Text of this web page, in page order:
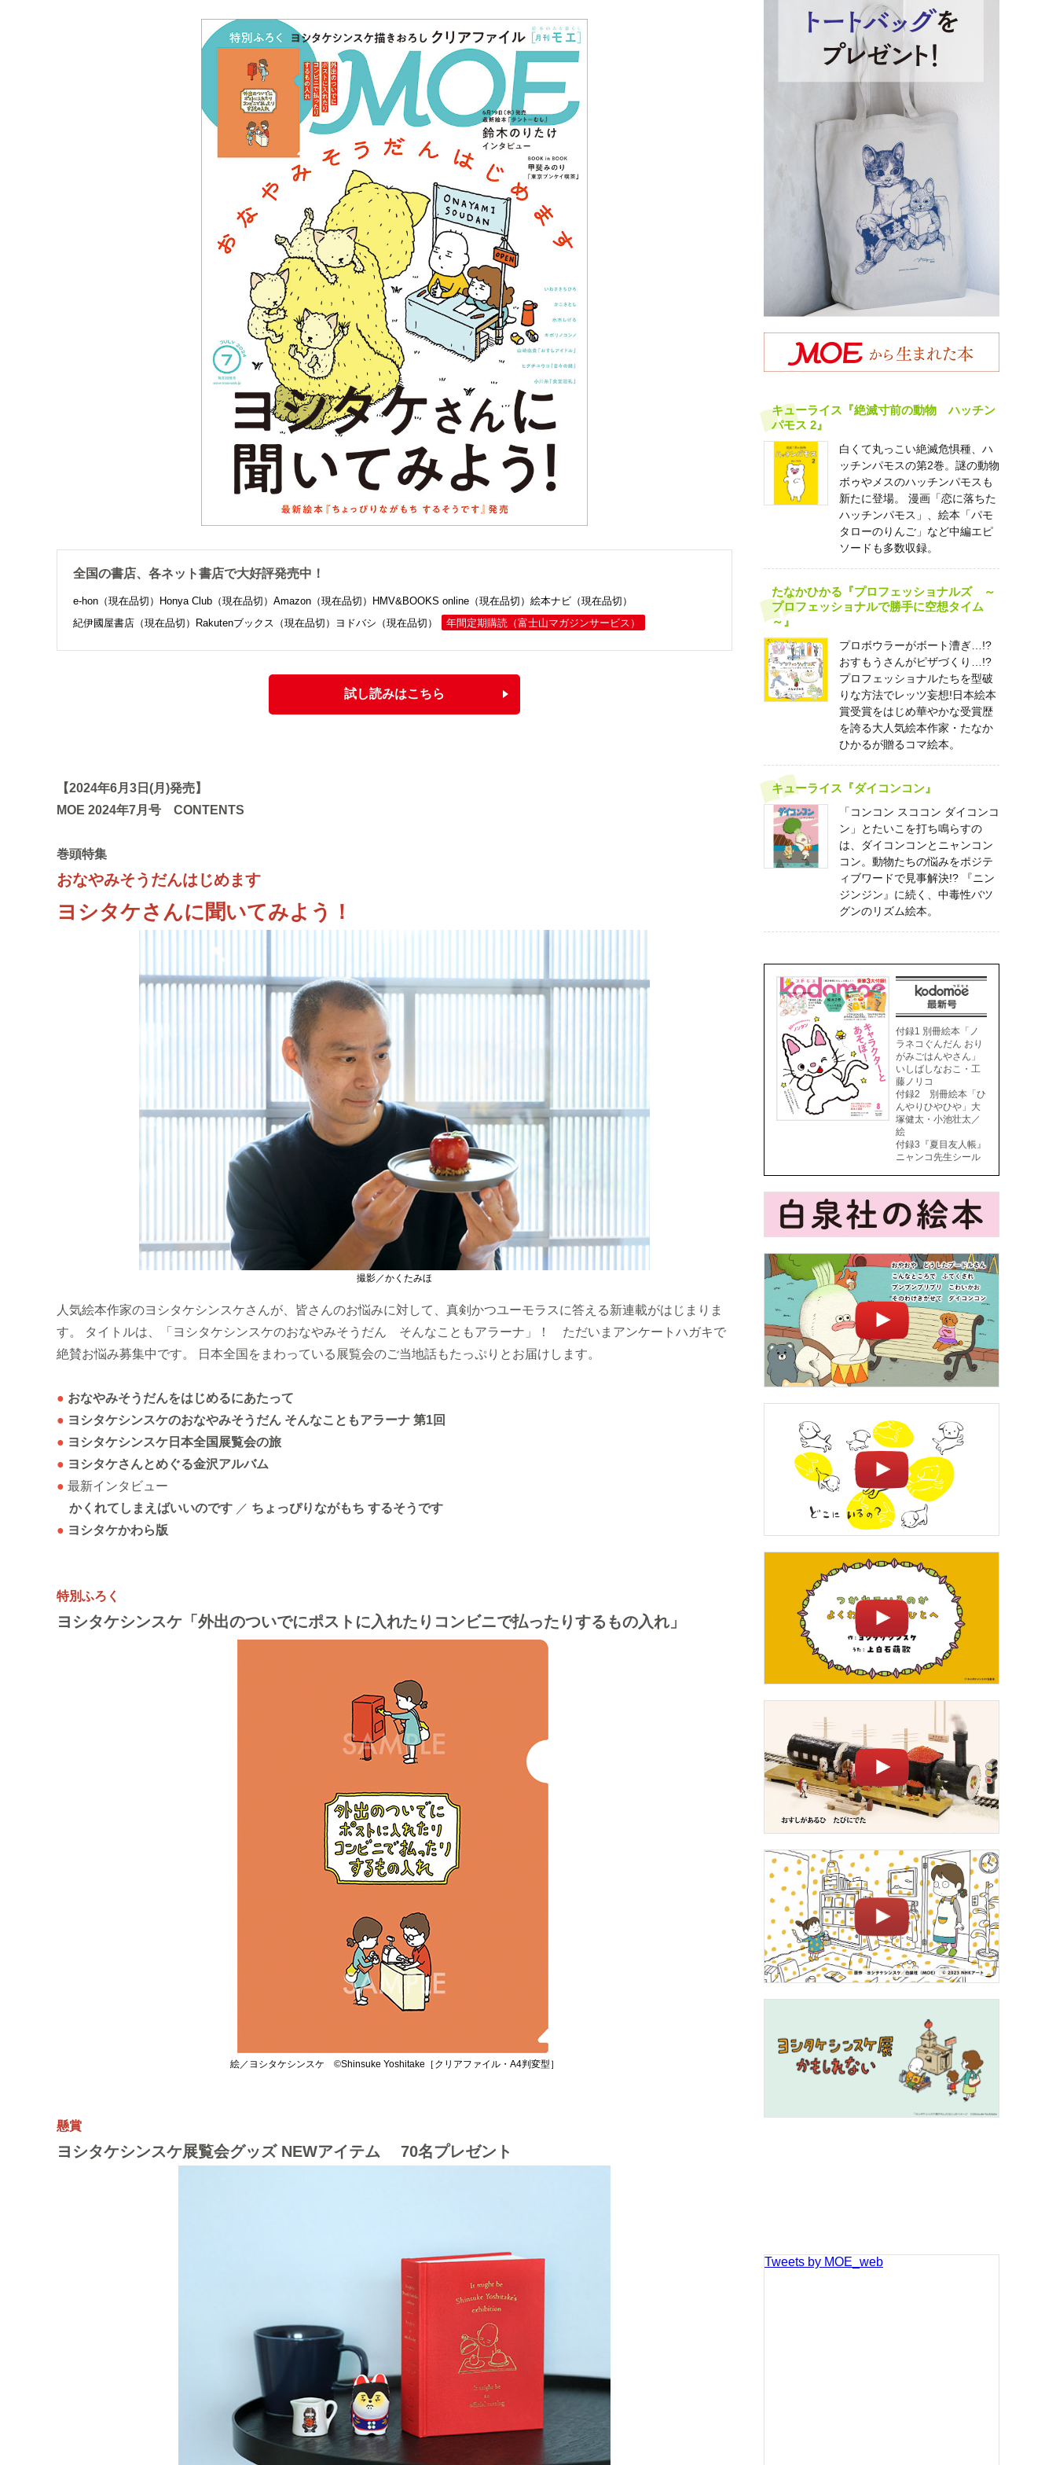
全国の書店、各ネット書店で大好評発売中！
e-hon（現在品切） Honya Club（現在品切） Amazon（現在品切） HMV&BOOKS online（現在品切） 絵本ナビ（現在品切）
紀伊國屋書店（現在品切）
Rakutenブックス（現在品切） ヨドバシ（現在品切） 年間定期購読 （富士山マガジンサービス）
試し読みはこちら
【2024年6月3日(月)発売】
MOE 2024年7月号 CONTENTS
巻頭特集
おなやみそうだんはじめます
ヨシタケさんに聞いてみよう！
撮影／かくたみほ
人気絵本作家のヨシタケシンスケさんが、皆さんのお悩みに対して、真剣かつユーモラスに答える新連載がはじまりま
す。 タイトルは、「ヨシタケシンスケのおなやみそうだん そんなこともアラーナ」！ ただいまアンケートハガキで
絶賛お悩み募集中です。 日本全国をまわっている展覧会のご当地話もたっぷりとお届けします。
● おなやみそうだんをはじめるにあたって
● ヨシタケシンスケのおなやみそうだん そんなこともアラーナ 第1回
● ヨシタケシンスケ日本全国展覧会の旅
● ヨシタケさんとめぐる金沢アルバム
● 最新インタビュー
かくれてしまえばいいのです ／ ちょっぴりながもち するそうです
● ヨシタケかわら版
特別ふろく
ヨシタケシンスケ「外出のついでにポストに入れたりコンビニで払ったりするもの入れ」
絵／ヨシタケシンスケ ©Shinsuke Yoshitake［クリアファイル・A4判変型］
懸賞
ヨシタケシンスケ展覧会グッズ NEWアイテム 70名プレゼント
キューライス『絶滅寸前の動物 ハッチン
パモス 2』
白くて丸っこい絶滅危惧種、ハ
ッチンパモスの第2巻。謎の動物
ボゥやメスのハッチンパモスも
新たに登場。 漫画「恋に落ちた
ハッチンパモス」、絵本「パモ
タローのりんご」など中編エピ
ソードも多数収録。
たなかひかる『プロフェッショナルズ ～
プロフェッショナルで勝手に空想タイム
～』
プロボウラーがボート漕ぎ…!?
おすもうさんがピザづくり…!?
プロフェッショナルたちを型破
りな方法でレッツ妄想!日本絵本
賞受賞をはじめ華やかな受賞歴
を誇る大人気絵本作家・たなか
ひかるが贈るコマ絵本。
キューライス『ダイコンコン』
「コンコン スココン ダイコンコ
ン」とたいこを打ち鳴らすの
は、ダイコンコンとニャンコン
コン。動物たちの悩みをポジテ
ィブワードで見事解決!? 『ニン
ジンジン』に続く、中毒性バツ
グンのリズム絵本。
付録1 別冊絵本「ノ
ラネコぐんだん おり
がみごはんやさん」
いしばしなおこ・工
藤ノリコ
付録2 別冊絵本「ひ
んやりひやひや」大
塚健太・小池壮太／
絵
付録3『夏目友人帳』
ニャンコ先生シール
Tweets by MOE_web